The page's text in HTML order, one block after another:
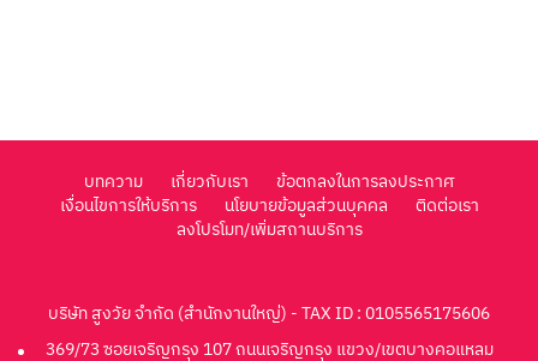
บทความ เกี่ยวกับเรา
ข้อตกลงในการลงประกาศ
เงื่อนไขการให้บริการ
นโยบายข้อมูลส่วนบุคคล
ติดต่อเรา
ลงโปรโมท/เพิ่มสถานบริการ
บริษัท สูงวัย จำกัด (สำนักงานใหญ่) - TAX ID : 0105565175606
369/73 ซอยเจริญกรุง 107 ถนนเจริญกรุง แขวง/เขตบางคอแหลม